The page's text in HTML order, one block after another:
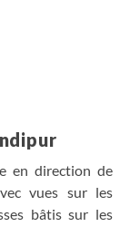
entouré de son
hindouiste au
libres.
en direction de
vues sur les
bâtis sur les